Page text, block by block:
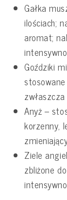
Gałka
ilościach;
aromat;
Goździki
Anyż –
korzenny,
Ziele
zbliżone